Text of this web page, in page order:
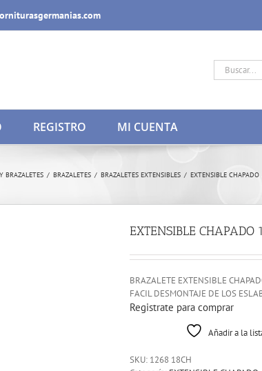
Buscar:
REGISTRO MI CUENTA
BRAZALETES / BRAZALETES / BRAZALETES EXTENSIBLES / EXTENSIBLE CHAPADO
EXTENSIBLE CHAPADO
BRAZALETE EXTENSIBLE
FACIL DESMONTAJE DE LOS
Registrate para comprar
Añadir a la
SKU: 1268 18CH